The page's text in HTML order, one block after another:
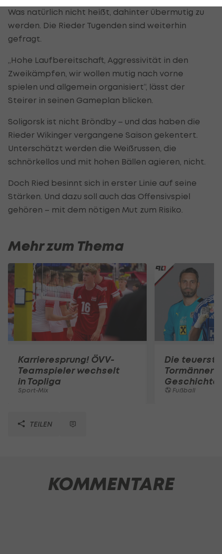
Was natürlich nicht heißt, dahinter übermutig zu
werden. Die Rieder Tugenden sind weiterhin
gefragt.
„Hohe Laufbereitschaft, Aggressivität in den
Zweikämpfen, wir wollen mutig nach vorne
spielen und allgemein organisiert“, lässt der
Steirer in seinen Gameplan blicken.
Soligorsk ist nicht Bröndby – und das haben die
Rieder Wikinger vergangene Saison gekentert.
Unterschätzt werden die Weißrussen, die
schnörkellos und mit hohen Bällen agieren, nicht.
Doch Ried besinnt sich in erster Linie auf seine
Stärken. Und dazu soll auch das Offensivspiel
gehören – mit dem nötigen Mut zum Risiko.
Mehr zum Thema
Karrieresprung! ÖVV-
Teamspieler wechselt
in Topliga
Sport-Mix
Die
Tormänner
Geschichte
Fußball
TEILEN
KOMMENTARE